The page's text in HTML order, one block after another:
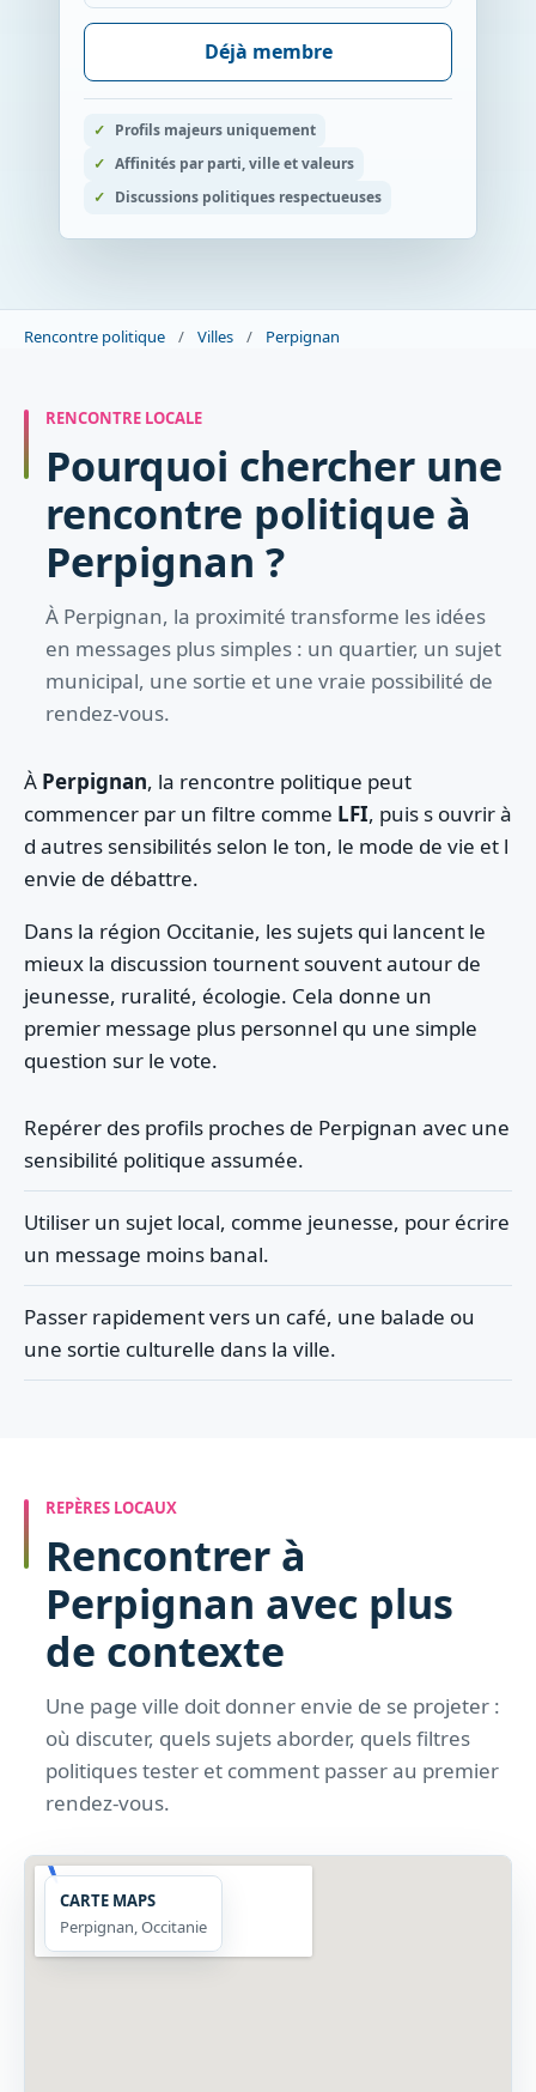
Déjà membre
Profils majeurs uniquement
Affinités par parti, ville et valeurs
Discussions politiques respectueuses
Rencontre politique / Villes / Perpignan
RENCONTRE LOCALE
Pourquoi chercher une
rencontre politique à
Perpignan ?
À Perpignan, la proximité transforme les idées
en messages plus simples : un quartier, un sujet
municipal, une sortie et une vraie possibilité de
rendez-vous.
À Perpignan, la rencontre politique peut
commencer par un filtre comme LFI, puis s ouvrir à
d autres sensibilités selon le ton, le mode de vie et l
envie de débattre.
Dans la région Occitanie, les sujets qui lancent le
mieux la discussion tournent souvent autour de
jeunesse, ruralité, écologie. Cela donne un
premier message plus personnel qu une simple
question sur le vote.
Repérer des profils proches de Perpignan avec une
sensibilité politique assumée.
Utiliser un sujet local, comme jeunesse, pour écrire
un message moins banal.
Passer rapidement vers un café, une balade ou
une sortie culturelle dans la ville.
REPÈRES LOCAUX
Rencontrer à
Perpignan avec plus
de contexte
Une page ville doit donner envie de se projeter :
où discuter, quels sujets aborder, quels filtres
politiques tester et comment passer au premier
rendez-vous.
CARTE MAPS
Perpignan, Occitanie